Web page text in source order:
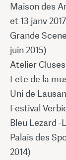
Maison des
et 13 janv
Grande
juin 2015)
Atelier
Fete de la
Uni de
Festival
Bleu Lezard -
Palais des
2014)